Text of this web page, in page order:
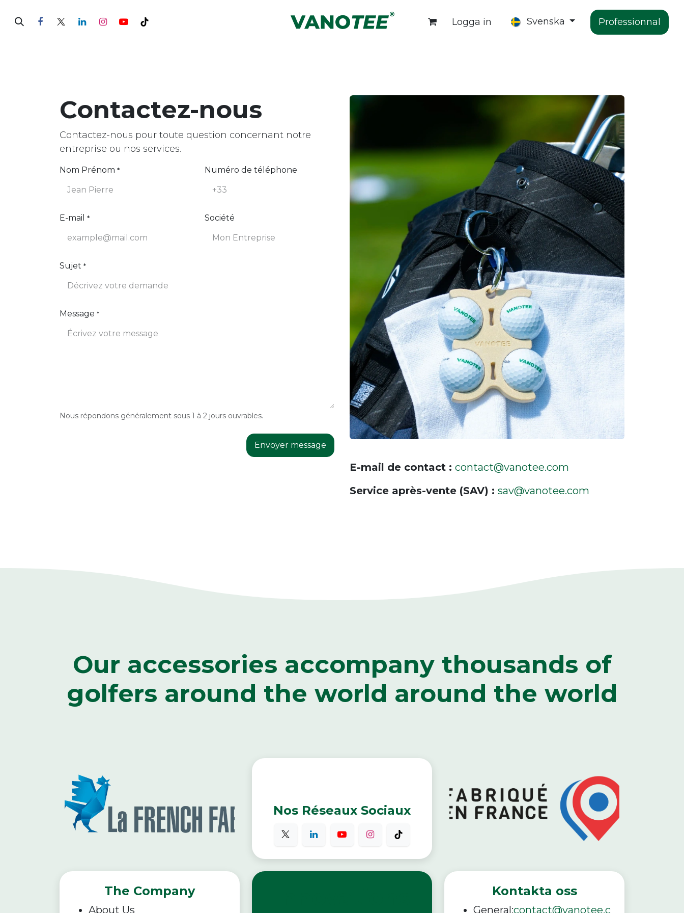
Logga in Svenska Professionnal
Contactez-nous
Contactez-nous pour toute question concernant notre
entreprise ou nos services.
Nom Prénom * Numéro de téléphone
E-mail * Société
Sujet *
Message *
Nous répondons généralement sous 1 à 2 jours ouvrables.
Envoyer message
E-mail de contact : contact@vanotee.com
Service après-vente (SAV) : sav@vanotee.com
Our accessories accompany thousands of
golfers around the world around the world
Kontakta oss
General:contact@vanotee.c
The Company
About Us
Nos Réseaux Sociaux